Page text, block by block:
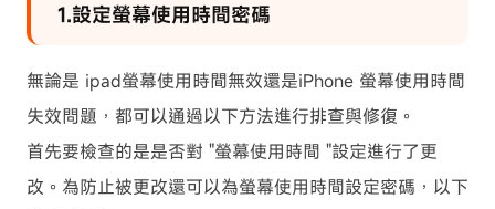
1.設定螢幕使用時間密碼
無論是 ipad螢幕使用時間無效還是iPhone 螢幕使用時間
失效問題，都可以通過以下方法進行排查與修復。
首先要檢查的是是否對 "螢幕使用時間 "設定進行了更
改。為防止被更改還可以為螢幕使用時間設定密碼，以下